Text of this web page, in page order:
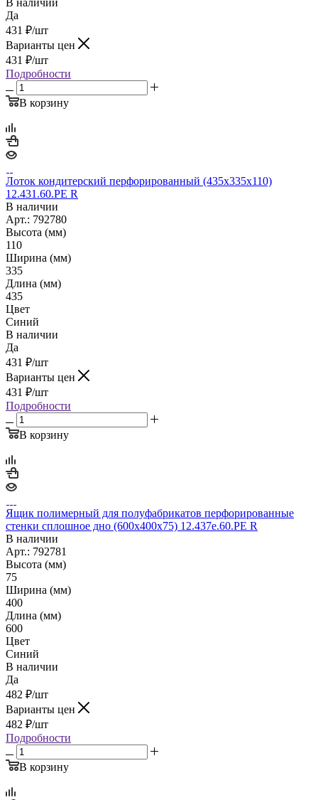
Да
431 ₽/шт
Варианты цен
431 ₽/шт
Подробности
В корзину
Лоток кондитерский перфорированный (435х335х110)
12.431.60.РЕ R
В наличии
Арт.: 792780
Высота (мм)
110
Ширина (мм)
335
Длина (мм)
435
Цвет
Синий
В наличии
Да
431 ₽/шт
Варианты цен
431 ₽/шт
Подробности
В корзину
Ящик полимерный для полуфабрикатов перфорированные
стенки сплошное дно (600х400х75) 12.437e.60.PE R
В наличии
Арт.: 792781
Высота (мм)
75
Ширина (мм)
400
Длина (мм)
600
Цвет
Синий
В наличии
Да
482 ₽/шт
Варианты цен
482 ₽/шт
Подробности
В корзину